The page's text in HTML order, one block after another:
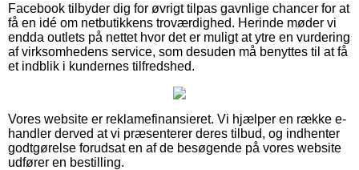
Facebook tilbyder dig for øvrigt tilpas gavnlige chancer for at
få en idé om netbutikkens troværdighed. Herinde møder vi
endda outlets på nettet hvor det er muligt at ytre en vurdering
af virksomhedens service, som desuden må benyttes til at få
et indblik i kundernes tilfredshed.
Vores website er reklamefinansieret. Vi hjælper en række e-
handler derved at vi præsenterer deres tilbud, og indhenter
godtgørelse forudsat en af de besøgende på vores website
udfører en bestilling.